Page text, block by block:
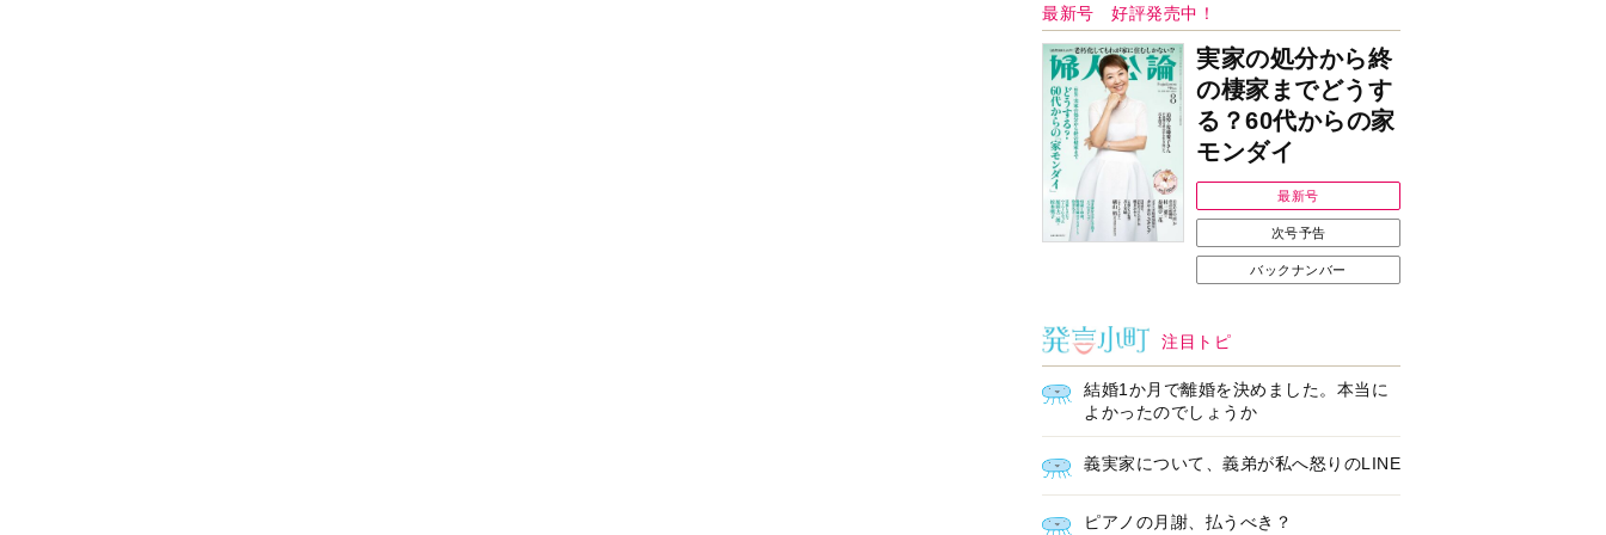
ＡＩで始める遺言を書
く前の準備セミナー開
催
耳にすっぽり！オーテ
ィコン補聴器、新しい
スタイルで All in Ear
の「オーティコン ジー
ル」を発売
トするオープンイヤー
型イヤホン「kikippa イ
ヤホン HERALBONY
モデル」発売
ージについてのお詫び
と訂正